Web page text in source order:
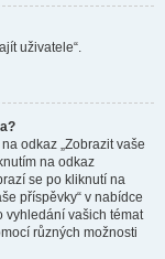
uživatele“.
odkaz „Zobrazit vaše
na odkaz
se po kliknutí na
příspěvky“ v nabídce
vyhledání vašich témat
různých možnosti